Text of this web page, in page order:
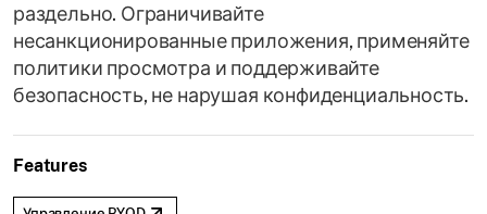
раздельно. Ограничивайте
несанкционированные приложения, применяйте
политики просмотра и поддерживайте
безопасность, не нарушая конфиденциальность.
Features